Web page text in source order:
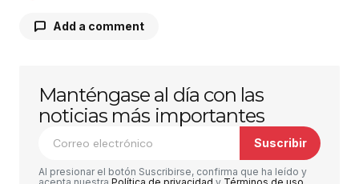
Add a comment
Tu dirección de correo electrónico no será
publicada. Los campos obligatorios están
marcados con*
Comentario*
Manténgase al día con las
noticias más importantes
Suscribir
Al presionar el botón Suscribirse, confirma que ha leído y